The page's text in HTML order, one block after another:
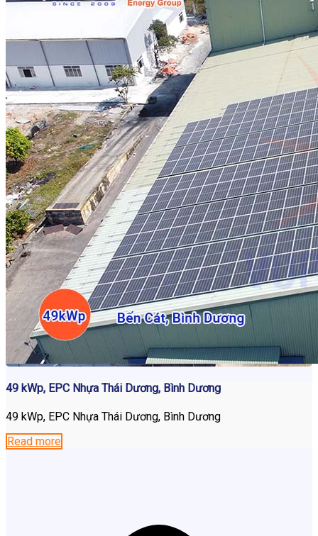
49 kWp, EPC Nhựa Thái Dương, Bình Dương
49 kWp, EPC Nhựa Thái Dương, Bình Dương
Read more